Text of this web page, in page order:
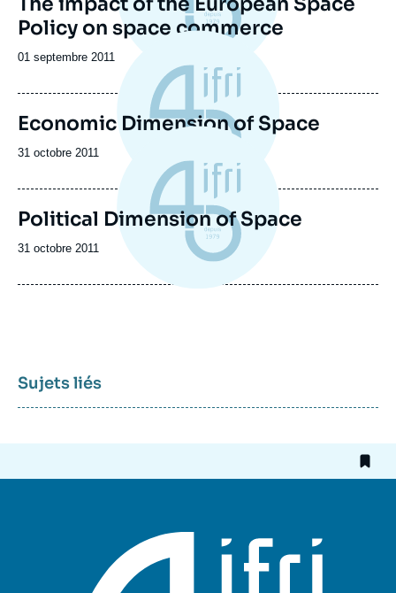
Policy on space commerce
Date
publication
01 septembre 2011
Economic Dimension of Space
Date
publication
31 octobre 2011
Political Dimension of Space
Date
publication
31 octobre 2011
Sujets liés